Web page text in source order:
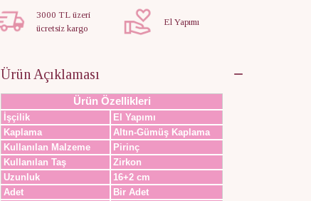
3000 TL üzeri
ücretsiz kargo
El Yapımı
Ürün Açıklaması
Ürün Özellikleri
İşçilik
El Yapımı
Kaplama
Altın-Gümüş Kaplama
Kullanılan Malzeme
Pirinç
Kullanılan Taş
Zirkon
Uzunluk
16+2 cm
Adet
Bir Adet